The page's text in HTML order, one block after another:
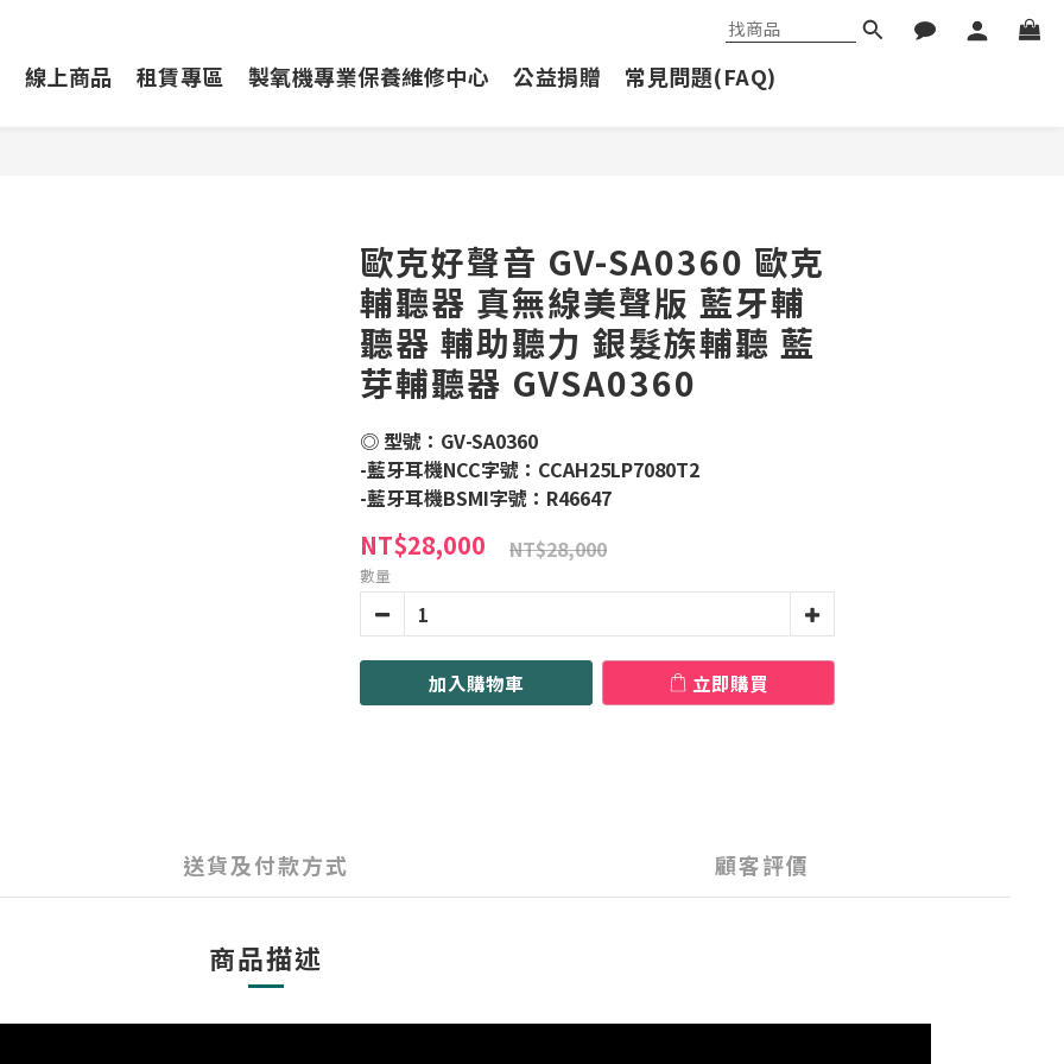
線上商品 租賃專區 製氧機專業保養維修中心 公益捐贈 常見問題(FAQ)
歐克好聲音 GV-SA0360 歐克
輔聽器 真無線美聲版 藍牙輔
聽器 輔助聽力 銀髮族輔聽 藍
芽輔聽器 GVSA0360
◎ 型號：GV-SA0360
-藍牙耳機NCC字號：CCAH25LP7080T2
-藍牙耳機BSMI字號：R46647
NT$28,000 NT$28,000
數量
加入購物車 立即購買
送貨及付款方式 顧客評價
商品描述